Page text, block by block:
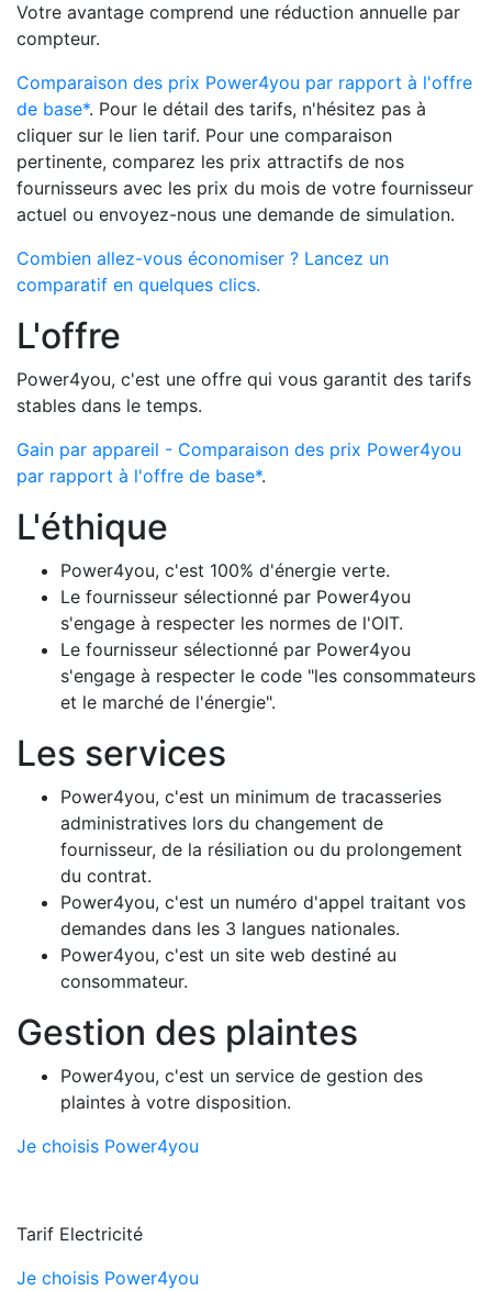
Votre avantage comprend une réduction annuelle par
compteur.
Comparaison des prix Power4you par rapport à l'offre
de base*. Pour le détail des tarifs, n'hésitez pas à
cliquer sur le lien tarif. Pour une comparaison
pertinente, comparez les prix attractifs de nos
fournisseurs avec les prix du mois de votre fournisseur
actuel ou envoyez-nous une demande de simulation.
Combien allez-vous économiser ? Lancez un
comparatif en quelques clics.
L'offre
Power4you, c'est une offre qui vous garantit des tarifs
stables dans le temps.
Gain par appareil - Comparaison des prix Power4you
par rapport à l'offre de base*.
L'éthique
Power4you, c'est 100% d'énergie verte.
Le fournisseur sélectionné par Power4you
s'engage à respecter les normes de l'OIT.
Le fournisseur sélectionné par Power4you
s'engage à respecter le code "les consommateurs
et le marché de l'énergie".
Les services
Power4you, c'est un minimum de tracasseries
administratives lors du changement de
fournisseur, de la résiliation ou du prolongement
du contrat.
Power4you, c'est un numéro d'appel traitant vos
demandes dans les 3 langues nationales.
Power4you, c'est un site web destiné au
consommateur.
Gestion des plaintes
Power4you, c'est un service de gestion des
plaintes à votre disposition.
Je choisis Power4you
Tarif Electricité
Je choisis Power4you